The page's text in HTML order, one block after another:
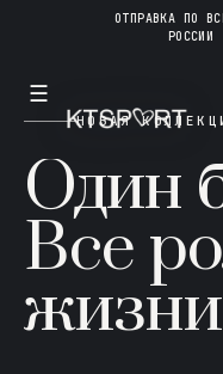
ОТПРАВКА ПО
РОССИИ
☰
НОВАЯ
Один
Все